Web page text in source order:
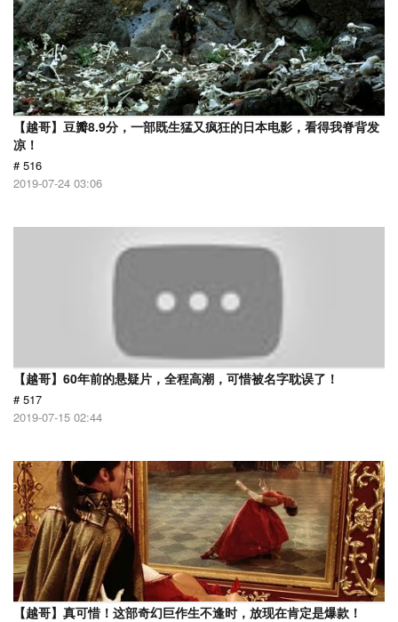
【越哥】豆瓣8.9分，一部既生猛又疯狂的日本电影，看得我脊背发
凉！
# 516
2019-07-24 03:06
【越哥】60年前的悬疑片，全程高潮，可惜被名字耽误了！
# 517
2019-07-15 02:44
【越哥】真可惜！这部奇幻巨作生不逢时，放现在肯定是爆款！